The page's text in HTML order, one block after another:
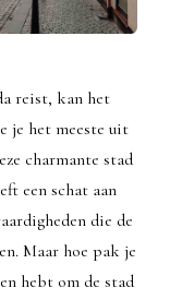
reist, kan het
je het meeste uit
charmante stad
een schat aan
die de
Maar hoe pak je
hebt om de stad